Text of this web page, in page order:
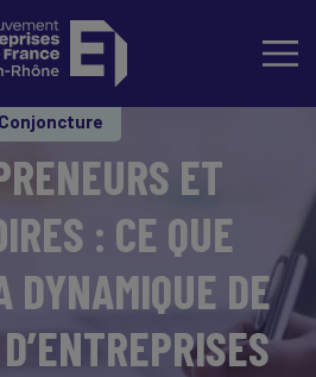
Conjoncture
ET
: CE QUE
DYNAMIQUE DE